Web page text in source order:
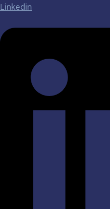
Linkedin